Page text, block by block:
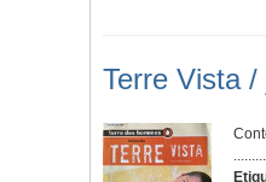
Terre Vista